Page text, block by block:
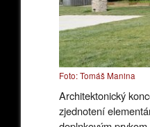
Foto: Tomáš Manina
Architektonický
zjednotení